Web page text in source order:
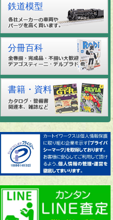
鉄道模型
分冊百科
書籍・資料